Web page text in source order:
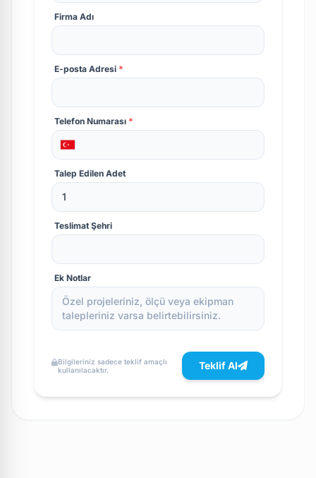
Firma Adı
E-posta Adresi *
Telefon Numarası *
Talep Edilen Adet
Teslimat Şehri
Ek Notlar
Bilgileriniz sadece teklif amaçlı
kullanılacaktır.
Teklif Al